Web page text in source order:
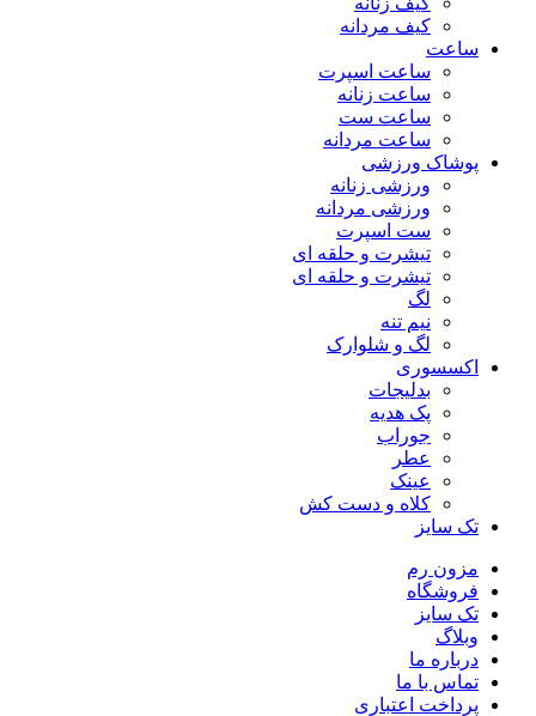
کیف مردانه
ساعت
ساعت اسپرت
ساعت زنانه
ساعت ست
ساعت مردانه
پوشاک ورزشی
ورزشی زنانه
ورزشی مردانه
ست اسپرت
تیشرت و حلقه ای
تیشرت و حلقه ای
لگ
نیم تنه
لگ و شلوارک
اکسسوری
بدلیجات
پک هدیه
جوراب
عطر
عینک
کلاه و دست کش
تک سایز
مزون رم
فروشگاه
تک سایز
وبلاگ
درباره ما
تماس با ما
پرداخت اعتباری